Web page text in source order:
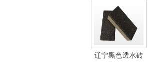
辽宁黑色透水砖